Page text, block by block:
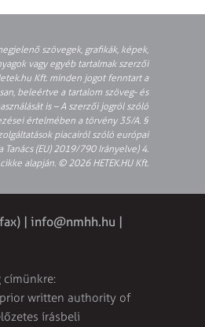
szövegek, grafikák, képek,
vagy egyéb tartalmak szerzői
Kft. minden jogot fenntart a
beleértve a tartalom szöveg- és
is – A szerzői jogról szóló
értelmében a törvény 35/A. §
piacairól szóló európai
Tanács (EU) 2019/790 Irányelve) 4.
cikke alapján. © 2026 HETEK.HU Kft.
| info@nmhh.hu |
címünkre:
written authority of
írásbeli